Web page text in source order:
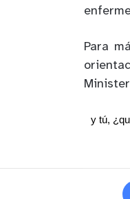
Para
y tú,